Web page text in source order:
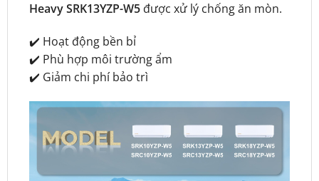
Heavy SRK13YZP-W5được xử lý chống ăn mòn.
✔️ Hoạt động bền bỉ
✔️ Phù hợp môi trường ẩm
✔️ Giảm chi phí bảo trì